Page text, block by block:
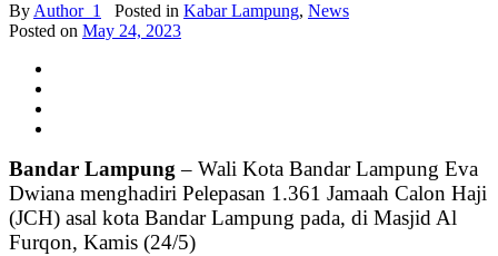
ByAuthor_1 Posted in Kabar Lampung, News
Posted on May 24, 2023
Bandar Lampung– Wali Kota Bandar Lampung Eva
Dwiana menghadiri Pelepasan 1.361 Jamaah Calon Haji
(JCH) asal kota Bandar Lampung pada, di Masjid Al
Furqon, Kamis (24/5)